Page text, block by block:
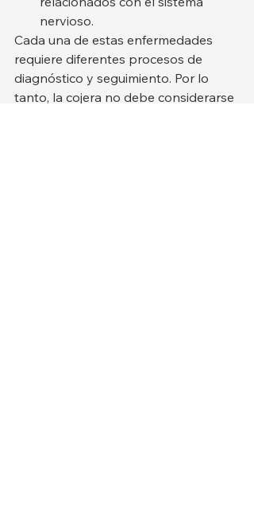
nervioso.
Cada una de estas enfermedades
requiere diferentes procesos de
diagnóstico y seguimiento. Por lo
tanto, la cojera no debe considerarse